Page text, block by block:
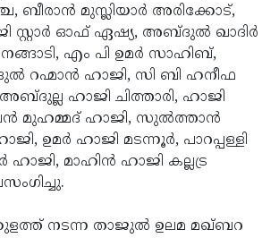
ബീരാന്‍ മുസ്ലിയാര്‍ അരിക്കോട്,
സ്റ്റാര്‍ ഓഫ് ഏഷ്യ, അബ്ദുല്‍ ഖാദിര്‍
എം പി ഉമര്‍ സാഹിബ്,
റഹ്മാന്‍ ഹാജി, സി ബി ഹനീഫ
ഹാജി ചിത്താരി, ഹാജി
മുഹമ്മദ് ഹാജി, സുല്‍ത്താന്‍
ഉമര്‍ ഹാജി മടന്നൂര്‍, പാറപ്പള്ളി
മാഹിന്‍ ഹാജി കല്ലട്ര
നടന്ന താജുല്‍ ഉലമ മഖ്ബറ